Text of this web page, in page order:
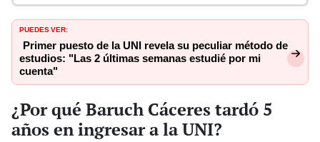
PUEDES VER:
Primer puesto de la UNI revela su peculiar método de
estudios: "Las 2 últimas semanas estudié por mi
cuenta"
¿Por qué Baruch Cáceres tardó 5
años en ingresar a la UNI?